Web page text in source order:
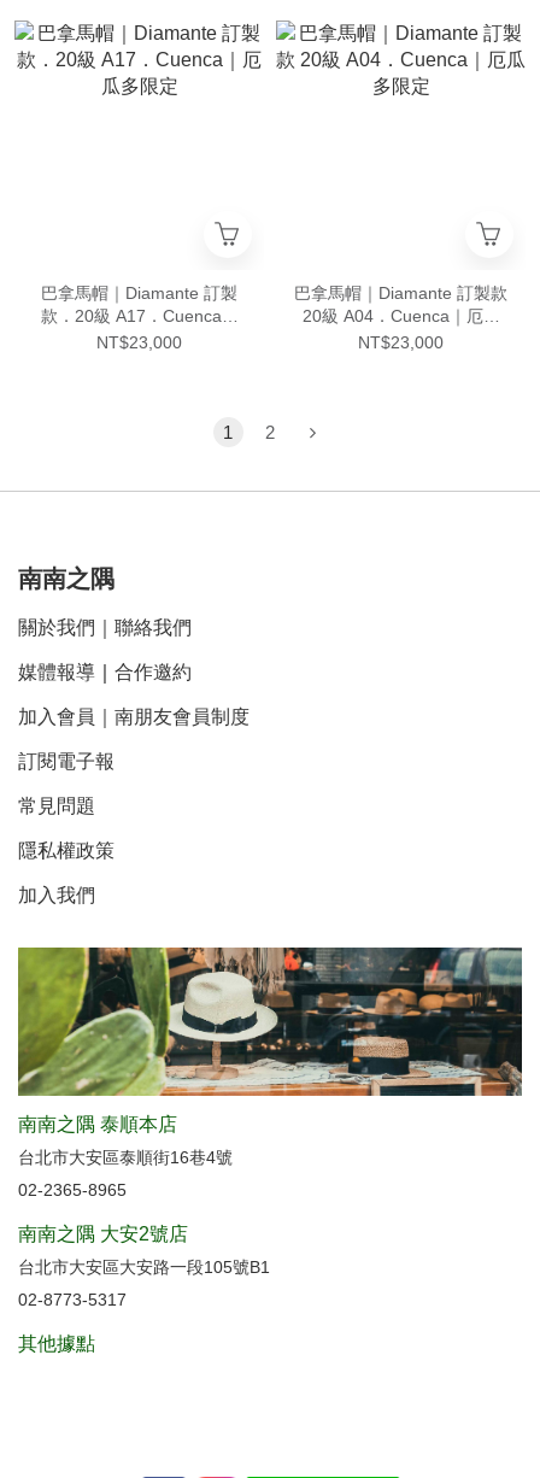
巴拿馬帽｜Diamante 訂製
款．20級 A17．Cuenca｜
厄瓜多限定
NT$23,000
巴拿馬帽｜Diamante 訂製款
20級 A04．Cuenca｜厄瓜
多限定
NT$23,000
1 2
南南之隅
關於我們 聯絡我們
媒體報導 合作邀約
加入會員｜南朋友會員制度
訂閱電子報
常見問題
隱私權政策
加入我們
南南之隅 泰順本店
台北市大安區泰順街16巷4號
02-2365-8965
南南之隅 大安2號店
台北市大安區大安路一段105號B1
02-8773-5317
其他據點